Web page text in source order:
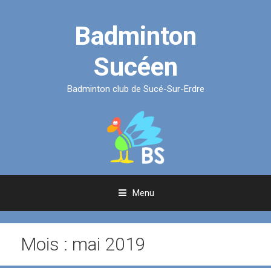
Badminton
Sucéen
Badminton club de Sucé-Sur-Erdre
Menu
Mois : mai 2019